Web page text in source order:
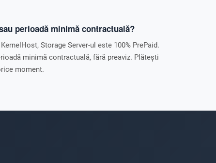
perioadă minimă contractuală?
Storage Server-ul este 100% PrePaid.
minimă contractuală, fără preaviz. Plătești
moment.